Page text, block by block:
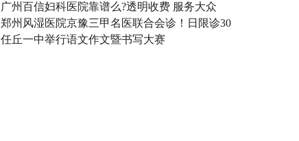
广州百信妇科医院靠谱么?透明收费 服务大众
郑州风湿医院京豫三甲名医联合会诊！日限诊30
任丘一中举行语文作文暨书写大赛